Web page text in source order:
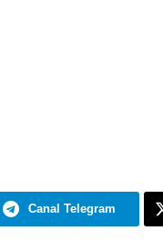
Canal Telegram